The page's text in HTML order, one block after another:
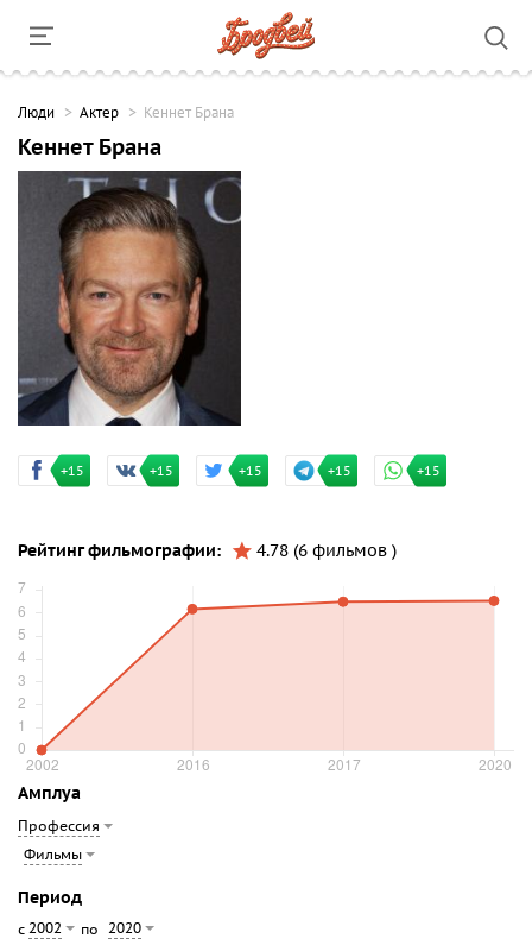
Люди Актер Кеннет Брана
Кеннет Брана
+15 +15 +15 +15 +15
Рейтинг фильмографии: 4.78 (6 фильмов )
Амплуа
Профессия
Фильмы
Период
с 2002 по 2020